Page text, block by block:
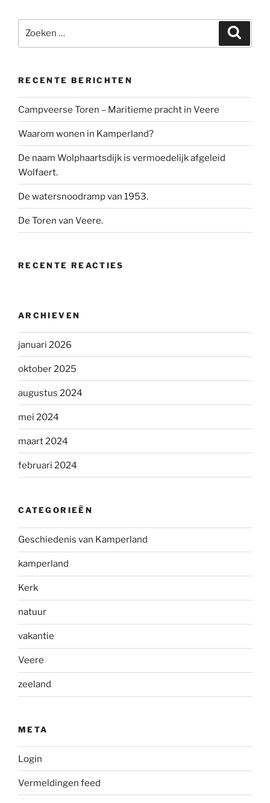
naar:
RECENTE BERICHTEN
Campveerse Toren – Maritieme pracht in Veere
Waarom wonen in Kamperland?
De naam Wolphaartsdijk is vermoedelijk afgeleid
Wolfaert.
De watersnoodramp van 1953.
De Toren van Veere.
RECENTE REACTIES
ARCHIEVEN
januari 2026
oktober 2025
augustus 2024
mei 2024
maart 2024
februari 2024
CATEGORIEËN
Geschiedenis van Kamperland
kamperland
Kerk
natuur
vakantie
Veere
zeeland
META
Login
Vermeldingen feed